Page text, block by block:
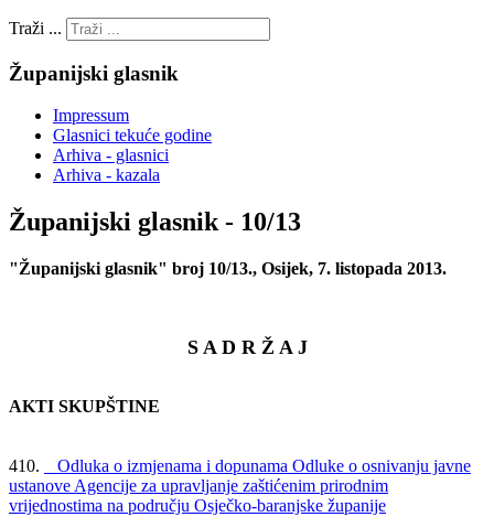
Traži ...
Županijski glasnik
Impressum
Glasnici tekuće godine
Arhiva - glasnici
Arhiva - kazala
Županijski glasnik - 10/13
"Županijski glasnik" broj 10/13., Osijek, 7. listopada 2013.
S A D R Ž A J
AKTI SKUPŠTINE
410.
Odluka o izmjenama i dopunama Odluke o osnivanju javne
ustanove Agencije za upravljanje zaštićenim prirodnim
vrijednostima na području Osječko-baranjske županije